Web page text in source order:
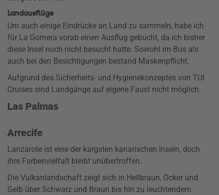
Landausflüge
Um auch einige Eindrücke an Land zu sammeln, habe ich
für La Gomera vorab einen Ausflug gebucht, da ich bisher
diese Insel noch nicht besucht hatte. Sowohl im Bus als
auch bei den Besichtigungen bestand Maskenpflicht.
Aufgrund des Sicherheits- und Hygienekonzeptes von TUI
Cruises sind Landgänge auf eigene Faust nicht möglich.
Las Palmas
Arrecife
Lanzarote ist eine der kargsten kanarischen Inseln, doch
ihre Farbenvielfalt bleibt unübertroffen.
Die Vulkanlandschaft zeigt sich in Hellbraun, Ocker und
Gelb über Schwarz und Braun bis hin zu leuchtendem